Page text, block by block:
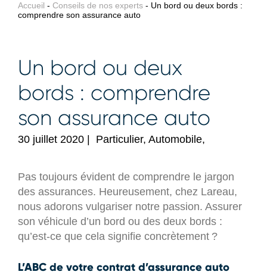
Accueil - Conseils de nos experts - Un bord ou deux bords :
comprendre son assurance auto
Un bord ou deux
bords : comprendre
son assurance auto
30 juillet 2020 Particulier, Automobile,
Pas toujours évident de comprendre le jargon
des assurances. Heureusement, chez Lareau,
nous adorons vulgariser notre passion. Assurer
son véhicule d’un bord ou des deux bords :
qu’est-ce que cela signifie concrètement ?
L’ABC de votre contrat d’assurance auto